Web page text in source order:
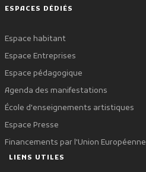
ESPACES DÉDIÉS
Espace habitant
Espace Entreprises
Espace pédagogique
Agenda des manifestations
École d'enseignements artistiques
Espace Presse
Financements par l'Union Européenne
LIENS UTILES